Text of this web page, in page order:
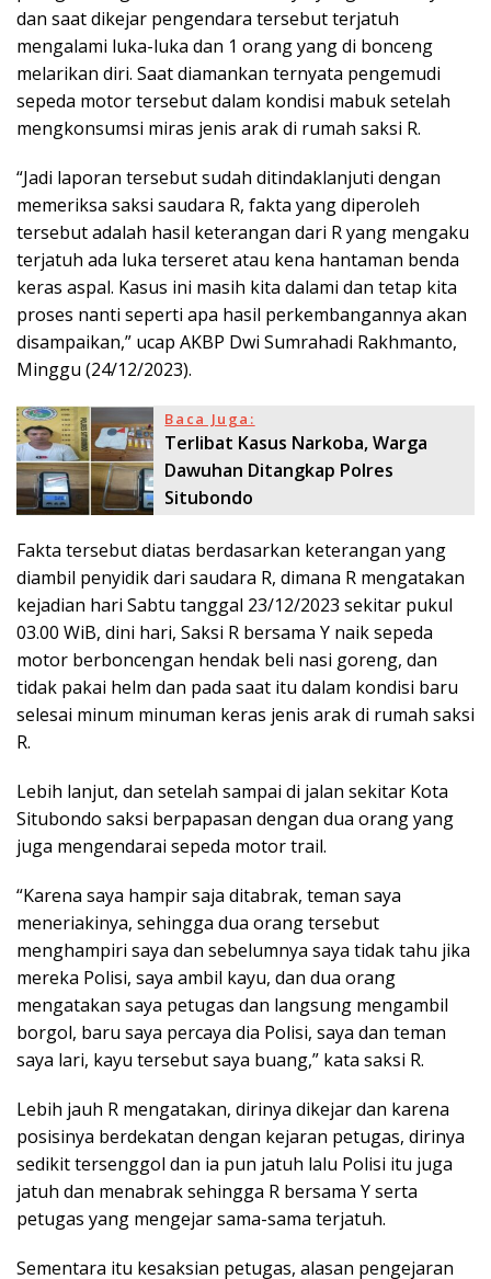
dan saat dikejar pengendara tersebut terjatuh
mengalami luka-luka dan 1 orang yang di bonceng
melarikan diri. Saat diamankan ternyata pengemudi
sepeda motor tersebut dalam kondisi mabuk setelah
mengkonsumsi miras jenis arak di rumah saksi R.
“Jadi laporan tersebut sudah ditindaklanjuti dengan
memeriksa saksi saudara R, fakta yang diperoleh
tersebut adalah hasil keterangan dari R yang mengaku
terjatuh ada luka terseret atau kena hantaman benda
keras aspal. Kasus ini masih kita dalami dan tetap kita
proses nanti seperti apa hasil perkembangannya akan
disampaikan,” ucap AKBP Dwi Sumrahadi Rakhmanto,
Minggu (24/12/2023).
Baca Juga:
Terlibat Kasus Narkoba, Warga
Dawuhan Ditangkap Polres
Situbondo
Fakta tersebut diatas berdasarkan keterangan yang
diambil penyidik dari saudara R, dimana R mengatakan
kejadian hari Sabtu tanggal 23/12/2023 sekitar pukul
03.00 WiB, dini hari, Saksi R bersama Y naik sepeda
motor berboncengan hendak beli nasi goreng, dan
tidak pakai helm dan pada saat itu dalam kondisi baru
selesai minum minuman keras jenis arak di rumah saksi
R.
Lebih lanjut, dan setelah sampai di jalan sekitar Kota
Situbondo saksi berpapasan dengan dua orang yang
juga mengendarai sepeda motor trail.
“Karena saya hampir saja ditabrak, teman saya
meneriakinya, sehingga dua orang tersebut
menghampiri saya dan sebelumnya saya tidak tahu jika
mereka Polisi, saya ambil kayu, dan dua orang
mengatakan saya petugas dan langsung mengambil
borgol, baru saya percaya dia Polisi, saya dan teman
saya lari, kayu tersebut saya buang,” kata saksi R.
Lebih jauh R mengatakan, dirinya dikejar dan karena
posisinya berdekatan dengan kejaran petugas, dirinya
sedikit tersenggol dan ia pun jatuh lalu Polisi itu juga
jatuh dan menabrak sehingga R bersama Y serta
petugas yang mengejar sama-sama terjatuh.
Sementara itu kesaksian petugas, alasan pengejaran